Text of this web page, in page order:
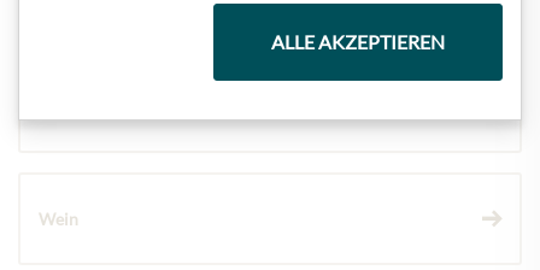
Wein
ALLE AKZEPTIEREN